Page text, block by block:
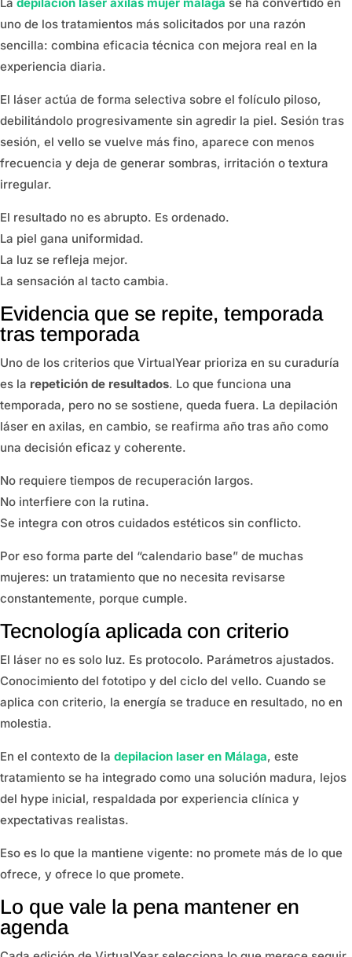
uno de los tratamientos más solicitados por una razón
sencilla: combina eficacia técnica con mejora real en la
experiencia diaria.
El láser actúa de forma selectiva sobre el folículo piloso,
debilitándolo progresivamente sin agredir la piel. Sesión tras
sesión, el vello se vuelve más fino, aparece con menos
frecuencia y deja de generar sombras, irritación o textura
irregular.
El resultado no es abrupto. Es ordenado.
La piel gana uniformidad.
La luz se refleja mejor.
La sensación al tacto cambia.
Evidencia que se repite, temporada
tras temporada
Uno de los criterios que VirtualYear prioriza en su curaduría
es la repetición de resultados. Lo que funciona una
temporada, pero no se sostiene, queda fuera. La depilación
láser en axilas, en cambio, se reafirma año tras año como
una decisión eficaz y coherente.
No requiere tiempos de recuperación largos.
No interfiere con la rutina.
Se integra con otros cuidados estéticos sin conflicto.
Por eso forma parte del “calendario base” de muchas
mujeres: un tratamiento que no necesita revisarse
constantemente, porque cumple.
Tecnología aplicada con criterio
El láser no es solo luz. Es protocolo. Parámetros ajustados.
Conocimiento del fototipo y del ciclo del vello. Cuando se
aplica con criterio, la energía se traduce en resultado, no en
molestia.
En el contexto de la depilacion laser en Málaga, este
tratamiento se ha integrado como una solución madura, lejos
del hype inicial, respaldada por experiencia clínica y
expectativas realistas.
Eso es lo que la mantiene vigente: no promete más de lo que
ofrece, y ofrece lo que promete.
Lo que vale la pena mantener en
agenda